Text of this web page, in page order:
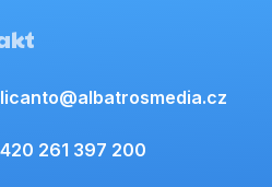
261 397 200